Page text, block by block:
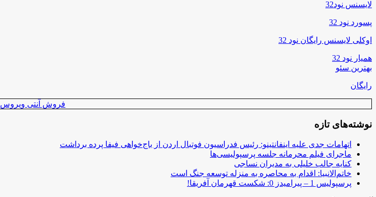
لایسنس نود32
پسورد نود 32
اوکلی لایسنس رایگان نود 32
همیار نود 32
بهترین سئو
رایگان
فروش آنتی ویروس
نوشته‌های تازه
اتهامات جدی علیه اینفانتینو: رئیس فدراسیون فوتبال اردن از باج‌خواهی فیفا پرده برداشت
ماجرای فیلم محرمانه جلسه پرسپولیسی‌ها
کنایه جالب خلیلی به مدیران نساجی
خاتم‌الانبیا: اقدام به محاصره به منزله توسعه جنگ است
پرسپولیس 1 – پیرامیدز 0: شکست قهرمان آفریقا!